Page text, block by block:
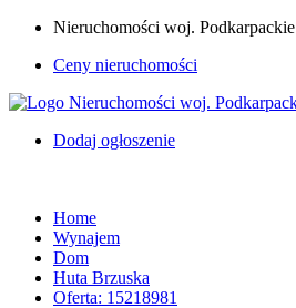
Nieruchomości woj. Podkarpackie
Ceny nieruchomości
Dodaj ogłoszenie
Home
Wynajem
Dom
Huta Brzuska
Oferta: 15218981